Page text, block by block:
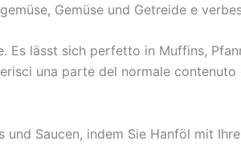
Gemüse und Getreide e
lässt sich perfetto in Muffins,
una parte del normale
und Saucen, indem Sie Hanföl mit